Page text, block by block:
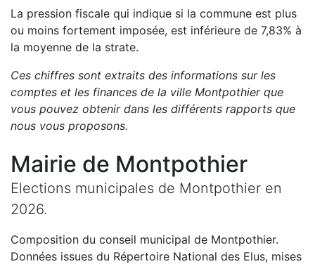
La pression fiscale qui indique si la commune est plus
ou moins fortement imposée, est inférieure de 7,83% à
la moyenne de la strate.
Ces chiffres sont extraits des informations sur les
comptes et les finances de la ville Montpothierque
vous pouvez obtenir dans les différents rapports que
nous vous proposons.
Mairie de Montpothier
Elections municipales de Montpothier en
2026.
Composition du conseil municipal de Montpothier.
Données issues du Répertoire National des Elus, mises